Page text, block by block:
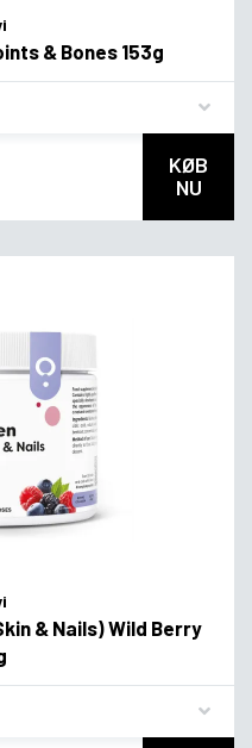
& Bones 153g
KØB
NU
& Nails) Wild Berry